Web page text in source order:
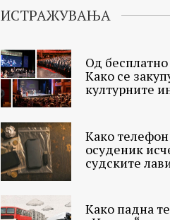
ИСТРАЖУВАЊА
Од
Како се
културните
Како
осуденик
судските
Како падна